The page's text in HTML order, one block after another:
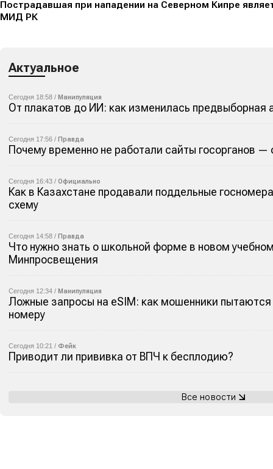
Пострадавшая при нападении на Северном Кипре
МИД РК
Актуальное
Сегодня 18:58 / Манипуляция
От плакатов до ИИ: как изменилась предвыборная
Сегодня 17:56 / Правда
Почему временно не работали сайты госорганов
Сегодня 16:43 / Официально
Как в Казахстане продавали поддельные
схему
Сегодня 14:58 / Правда
Что нужно знать о школьной форме в новом
Минпросвещения
Сегодня 12:34 / Манипуляция
Ложные запросы на eSIM: как мошенники пытаются
номеру
Сегодня 10:21 / Фейк
Приводит ли прививка от ВПЧ к бесплодию?
Все новости